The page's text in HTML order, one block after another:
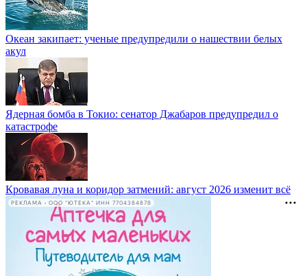
Океан закипает: ученые предупредили о нашествии белых
акул
Ядерная бомба в Токио: сенатор Джабаров предупредил о
катастрофе
Кровавая луна и коридор затмений: август 2026 изменит всё
РЕКЛАМА • ООО "ЮТЕКА" ИНН 7704384878